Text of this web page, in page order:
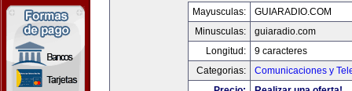
Mayusculas:
GUIARADIO.COM
Minusculas:
guiaradio.com
Longitud:
9 caracteres
Categorias:
Comunicaciones y